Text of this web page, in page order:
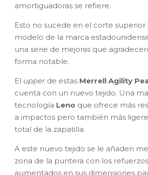
amortiguadoras se refiere.
Esto no sucede en el corte superior
modelo de la marca
una serie de mejoras que
forma notable.
El upper de estas Merrell Agility
cuenta con un nuevo tejido. Una
tecnología Leno que ofrece más
a impactos pero también más
total de la zapatilla.
A este nuevo tejido se le añaden
zona de la puntera con los
aumentados en sus dimensiones